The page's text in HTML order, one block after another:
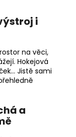
i
na věci,
Hokejová
Jistě sami
a